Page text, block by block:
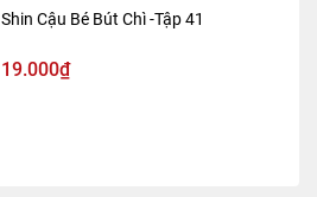
Shin Cậu Bé Bút Chì -Tập 41
19.000₫